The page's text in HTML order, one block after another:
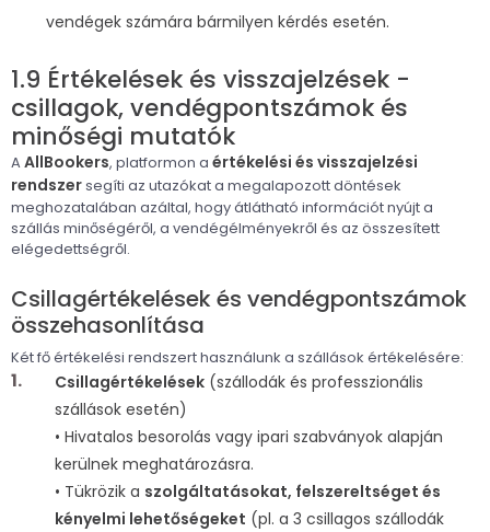
vendégek számára bármilyen kérdés esetén.
1.9 Értékelések és visszajelzések -
csillagok, vendégpontszámok és
minőségi mutatók
AAllBookers, platformon a értékelési és visszajelzési
rendszersegíti az utazókat a megalapozott döntések
meghozatalában azáltal, hogy átlátható információt nyújt a
szállás minőségéről, a vendégélményekről és az összesített
elégedettségről.
Csillagértékelések és vendégpontszámok
összehasonlítása
Két fő értékelési rendszert használunk a szállások értékelésére:
Csillagértékelések (szállodák és professzionális
szállások esetén)
• Hivatalos besorolás vagy ipari szabványok alapján
kerülnek meghatározásra.
• Tükrözik a szolgáltatásokat, felszereltséget és
kényelmi lehetőségeket (pl. a 3 csillagos szállodák